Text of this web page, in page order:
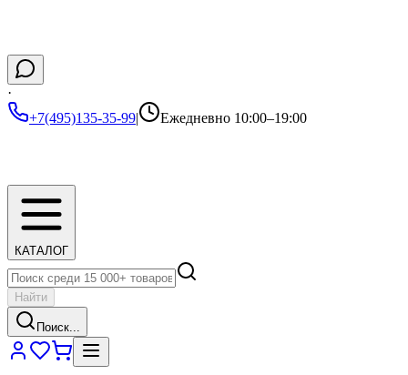
·
+7(495)135-35-99| Ежедневно 10:00–19:00
КАТАЛОГ
Найти
Поиск...